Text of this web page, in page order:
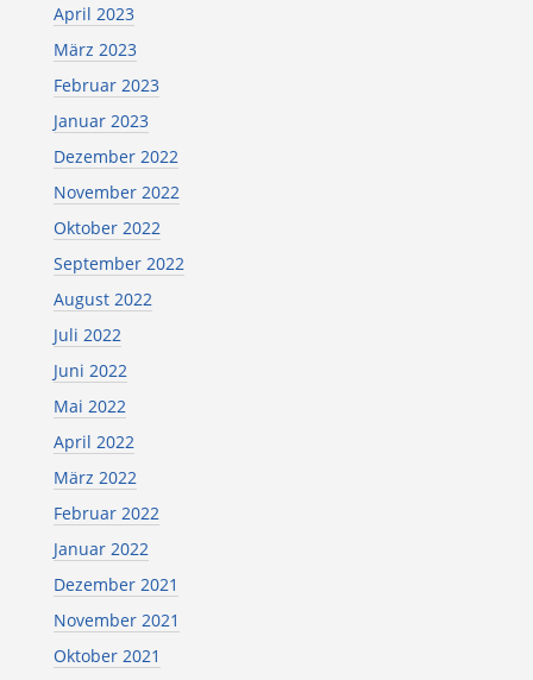
April 2023
März 2023
Februar 2023
Januar 2023
Dezember 2022
November 2022
Oktober 2022
September 2022
August 2022
Juli 2022
Juni 2022
Mai 2022
April 2022
März 2022
Februar 2022
Januar 2022
Dezember 2021
November 2021
Oktober 2021